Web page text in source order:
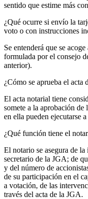
sentido que estime más
¿Qué ocurre si envío la
voto o con instrucciones
Se entenderá que se
formulada por el consejo
anterior).
¿Cómo se aprueba el acta
El acta notarial tiene
somete a la aprobación de
en ella pueden ejecutarse
¿Qué función tiene el
El notario se asegura de
secretario de la JGA; de
y del número de
de su participación en el
a votación, de las
través del acta de la JGA.